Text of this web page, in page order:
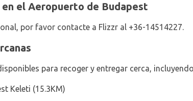
el Aeropuerto de Budapest
por favor contacte a Flizzr al +36-14514227.
para recoger y entregar cerca,
Keleti (15.3KM)